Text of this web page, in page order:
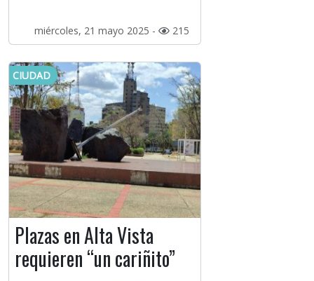
miércoles, 21 mayo 2025 - 215
CIUDAD
Plazas en Alta Vista
requieren “un cariñito”